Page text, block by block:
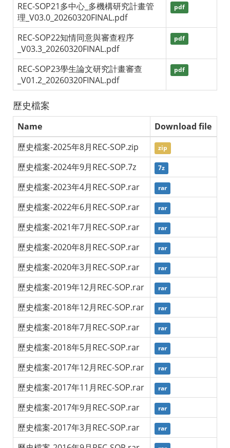
REC-SOP21多中心_多機構研究計畫管
理_V03.0_20260320FINAL.pdf
pdf
REC-SOP22知情同意與審查程序
_V03.3_20260320FINAL.pdf
pdf
REC-SOP23學生論文研究計畫審查
_V01.2_20260320FINAL.pdf
pdf
歷史檔案
Name
Download file
歷史檔案-2025年8月REC-SOP.zip
zip
歷史檔案-2024年9月REC-SOP.7z 7z
歷史檔案-2023年4月REC-SOP.rar rar
歷史檔案-2022年6月REC-SOP.rar rar
歷史檔案-2021年7月REC-SOP.rar rar
歷史檔案-2020年8月REC-SOP.rar rar
歷史檔案-2020年3月REC-SOP.rar rar
歷史檔案-2019年12月REC-SOP.rar rar
歷史檔案-2018年12月REC-SOP.rar rar
歷史檔案-2018年7月REC-SOP.rar rar
歷史檔案-2018年5月REC-SOP.rar rar
歷史檔案-2017年12月REC-SOP.rar rar
歷史檔案-2017年11月REC-SOP.rar rar
歷史檔案-2017年9月REC-SOP.rar rar
歷史檔案-2017年3月REC-SOP.rar rar